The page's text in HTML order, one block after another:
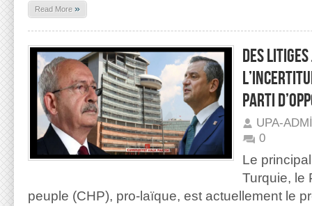
Read More »
DES
PARTI
UPA-
0
Le
Turquie, le
peuple (CHP), pro-laïque, est actuellement le